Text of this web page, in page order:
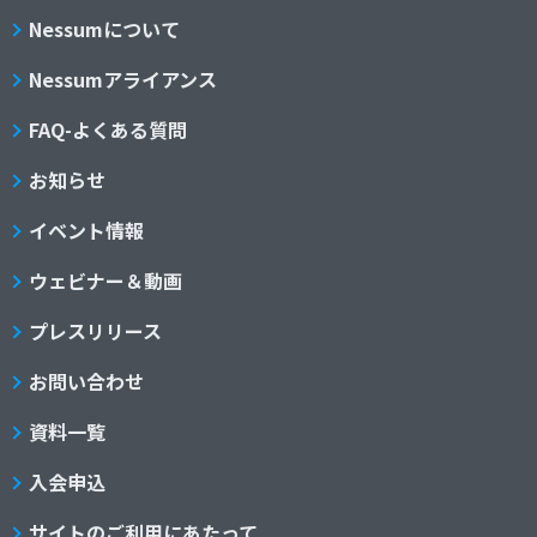
Nessumについて
Nessumアライアンス
FAQ-よくある質問
お知らせ
イベント情報
ウェビナー＆動画
プレスリリース
お問い合わせ
資料一覧
入会申込